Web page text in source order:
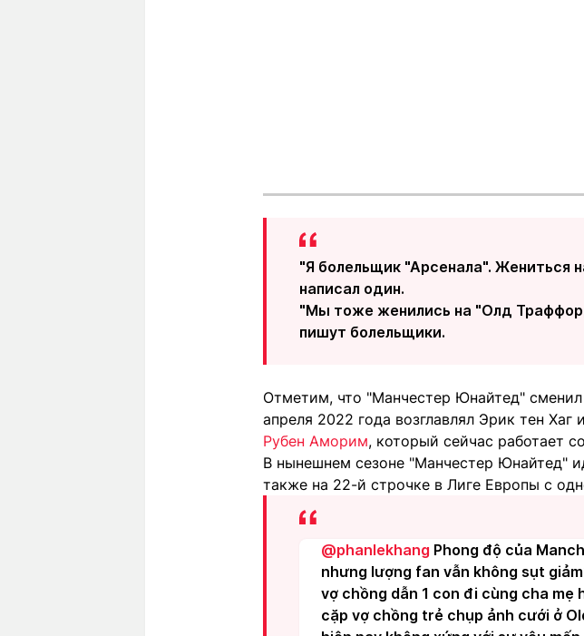
"Я болельщик "Арсенала". Жениться
написал один.
"Мы тоже женились на "Олд
пишут болельщики.
Отметим, что "Манчестер Юнайтед"
апреля 2022 года возглавлял Эрик тен Хаг
Рубен Аморим, который сейчас работает
В нынешнем сезоне "Манчестер Юнайтед"
также на 22-й строчке в Лиге Европы с
@phanlekhang Phong độ của
nhưng lượng fan vẫn không sụt
vợ chồng dẫn 1 con đi cùng cha
cặp vợ chồng trẻ chụp ảnh cưới ở